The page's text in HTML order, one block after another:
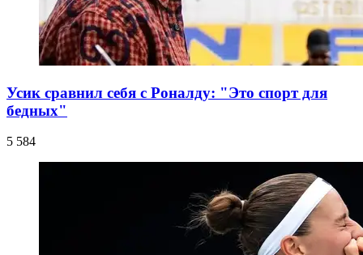
Усик сравнил себя с Роналду: "Это спорт для
бедных"
5 584